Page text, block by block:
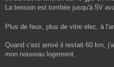
La tension est tombée jusqu'à 5V
Plus de feux, plus de vitre elec, à
Quand c'est arrivé il restait 60 km,
mon nouveau logement.